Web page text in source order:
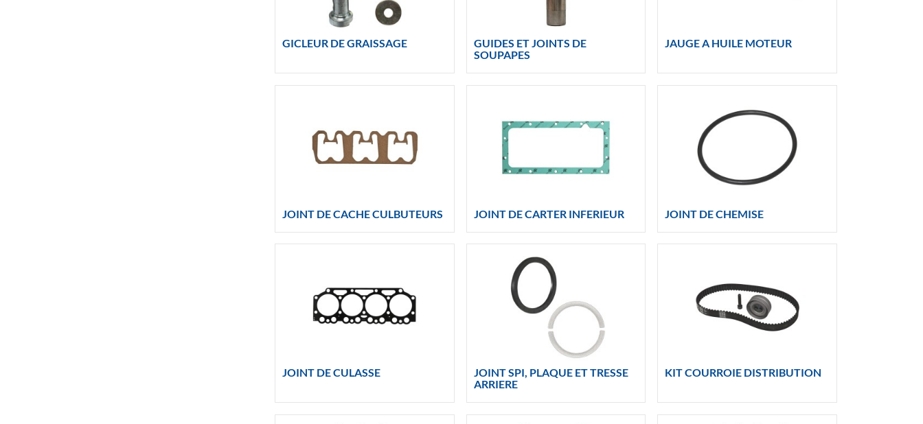
GICLEUR DE GRAISSAGE
GUIDES ET JOINTS DE
SOUPAPES
JAUGE A HUILE MOTEUR
JOINT DE CACHE CULBUTEURS JOINT DE CARTER INFERIEUR JOINT DE CHEMISE
JOINT DE CULASSE
JOINT SPI, PLAQUE ET TRESSE
ARRIERE
KIT COURROIE DISTRIBUTION